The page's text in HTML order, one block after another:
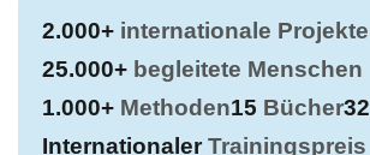
2.000+ internationale Projekte
25.000+ begleitete Menschen
1.000+ Methoden15 Bücher32
InternationalerTrainingspreis